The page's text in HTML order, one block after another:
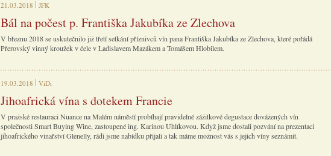
21.03.2018 JFK
Bál na počest p. Františka Jakubíka ze Zlechova
V březnu 2018 se uskutečnilo již třetí setkání příznivců vín pana Františka Jakubíka ze Zlechova, které pořádá
Přerovský vinný kroužek v čele v Ladislavem Mazákem a Tomášem Hlobilem.
19.03.2018 ViDi
Jihoafrická vína s dotekem Francie
V pražské restauraci Nuance na Malém náměstí probíhají pravidelné zážitkové degustace dovážených vín
společnosti Smart Buying Wine, zastoupené ing. Karinou Uhlíkovou. Když jsme dostali pozvání na prezentaci
jihoafrického vinařství Glenelly, rádi jsme nabídku přijali a tak máme možnost vás s jejich víny seznámit.